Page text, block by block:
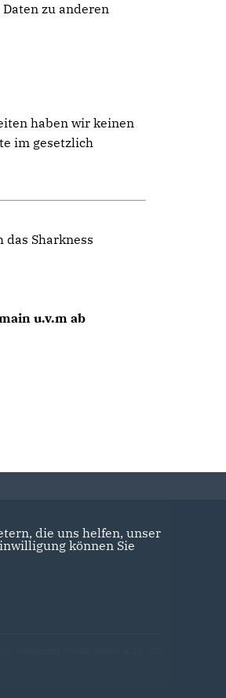
zu anderen
haben wir keinen
im gesetzlich
Sharkness
u.v.m ab
die uns helfen, unser
können Sie